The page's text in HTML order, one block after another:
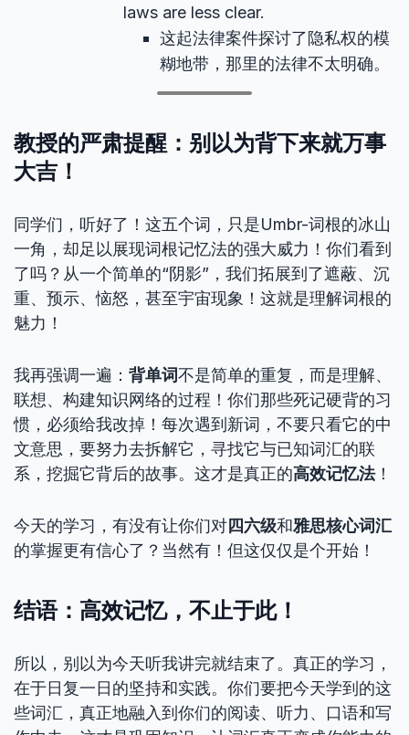
laws are less clear.
这起法律案件探讨了隐私权的模
糊地带，那里的法律不太明确。
教授的严肃提醒：别以为背下来就万事
大吉！
同学们，听好了！这五个词，只是Umbr-词根的冰山
一角，却足以展现词根记忆法的强大威力！你们看到
了吗？从一个简单的“阴影”，我们拓展到了遮蔽、沉
重、预示、恼怒，甚至宇宙现象！这就是理解词根的
魅力！
我再强调一遍： 背单词不是简单的重复，而是理解、
联想、构建知识网络的过程！你们那些死记硬背的习
惯，必须给我改掉！每次遇到新词，不要只看它的中
文意思，要努力去拆解它，寻找它与已知词汇的联
系，挖掘它背后的故事。这才是真正的高效记忆法！
今天的学习，有没有让你们对四六级和雅思核心词汇
的掌握更有信心了？当然有！但这仅仅是个开始！
结语：高效记忆，不止于此！
所以，别以为今天听我讲完就结束了。真正的学习，
在于日复一日的坚持和实践。你们要把今天学到的这
些词汇，真正地融入到你们的阅读、听力、口语和写